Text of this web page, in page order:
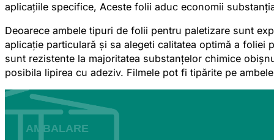
aplicațiile specifice, Aceste folii aduc economii
Deoarece ambele tipuri de folii pentru paletizare sunt
aplicație particulară și sa alegeti calitatea optimă a foliei
sunt rezistente la majoritatea substanțelor chimice
posibila lipirea cu adeziv. Filmele pot fi tipărite pe
AMBALARE